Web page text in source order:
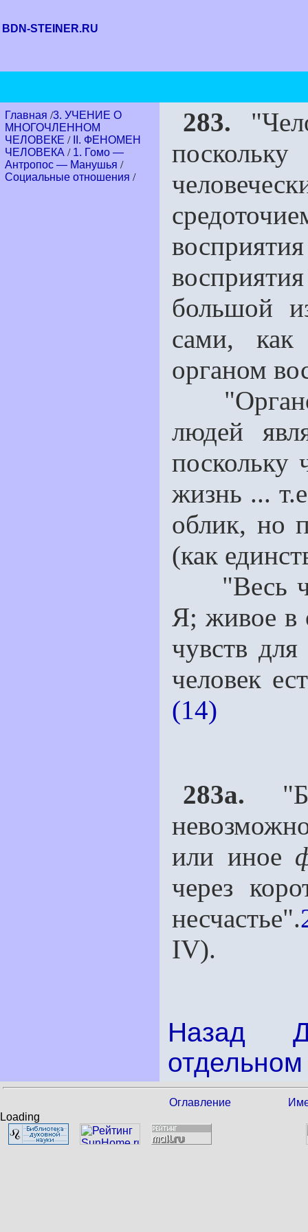
BDN-STEINER.RU
Главная /3. УЧЕНИЕ О
МНОГОЧЛЕННОМ
ЧЕЛОВЕКЕ /
II. ФЕНОМЕН
ЧЕЛОВЕКА / 1. Гомо —
Антропос — Манушья /
Социальные отношения /
283.
большой
сами, как
органом
людей
поскольку
жизнь ...
облик, но
(как
"Весь
Я; живое в
чувств
человек
(14)
283a.
или иное
через
несчастье".
IV).
Назад
Оглавление
Loading